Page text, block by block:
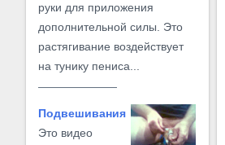
руки для приложения
дополнительной силы. Это
растягивание воздействует
на тунику пениса...
Подвешивания
Это видео